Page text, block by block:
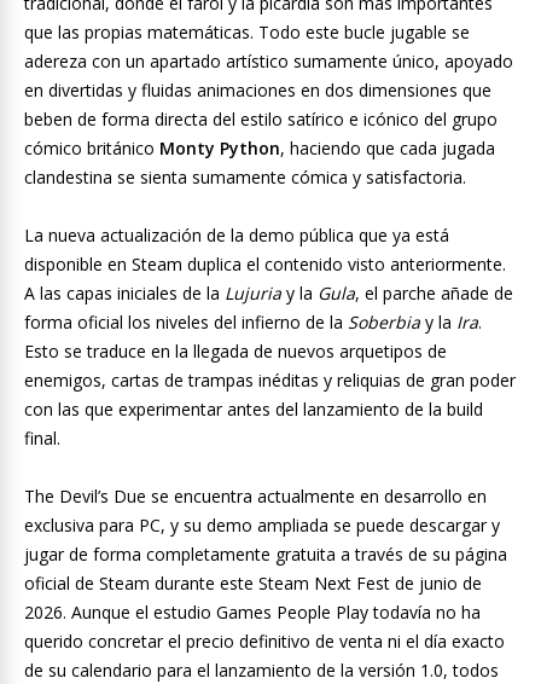
que las propias matemáticas. Todo este bucle jugable se
adereza con un apartado artístico sumamente único, apoyado
en divertidas y fluidas animaciones en dos dimensiones que
beben de forma directa del estilo satírico e icónico del grupo
cómico británico Monty Python, haciendo que cada jugada
clandestina se sienta sumamente cómica y satisfactoria.
La nueva actualización de la demo pública que ya está
disponible en Steam duplica el contenido visto anteriormente.
A las capas iniciales de la Lujuria y la Gula, el parche añade de
forma oficial los niveles del infierno de la Soberbia y la Ira.
Esto se traduce en la llegada de nuevos arquetipos de
enemigos, cartas de trampas inéditas y reliquias de gran poder
con las que experimentar antes del lanzamiento de la build
final.
The Devil’s Due se encuentra actualmente en desarrollo en
exclusiva para PC, y su demo ampliada se puede descargar y
jugar de forma completamente gratuita a través de su página
oficial de Steam durante este Steam Next Fest de junio de
2026. Aunque el estudio Games People Play todavía no ha
querido concretar el precio definitivo de venta ni el día exacto
de su calendario para el lanzamiento de la versión 1.0, todos